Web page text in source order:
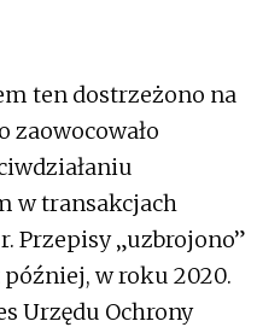
ten dostrzeżono na
w transakcjach
Przepisy „uzbrojono”
w roku 2020.
Urzędu Ochrony